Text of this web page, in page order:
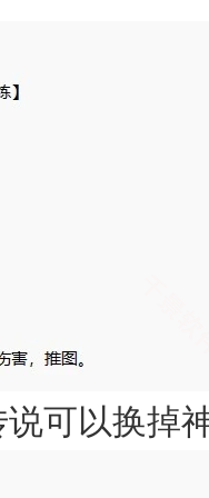
可以换掉